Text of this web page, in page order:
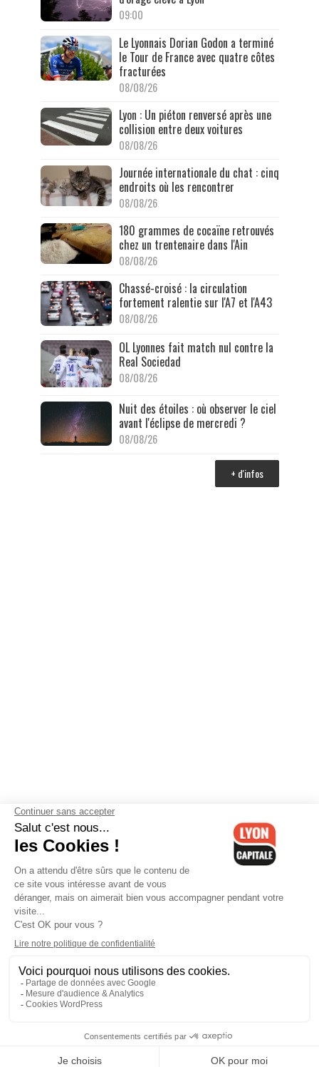
09:00
Le Lyonnais Dorian Godon a terminé
le Tour de France avec quatre côtes
fracturées
08/08/26
Lyon : Un piéton renversé après une
collision entre deux voitures
08/08/26
Journée internationale du chat : cinq
endroits où les rencontrer
08/08/26
180 grammes de cocaïne retrouvés
chez un trentenaire dans l'Ain
08/08/26
Chassé-croisé : la circulation
fortement ralentie sur l'A7 et l'A43
08/08/26
OL Lyonnes fait match nul contre la
Real Sociedad
08/08/26
Nuit des étoiles : où observer le ciel
avant l'éclipse de mercredi ?
08/08/26
+ d'infos
Contactez-nous-Mentions légales-CGV-Politique de
confidentialité-Gestion des cookies
Cedex 06